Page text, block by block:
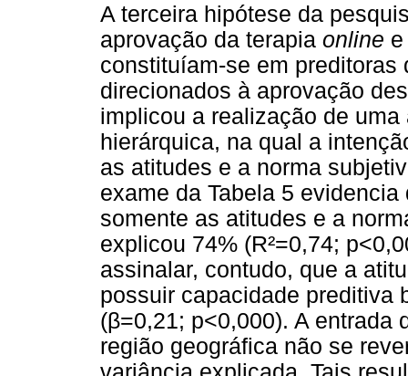
A terceira hipótese da
aprovação da terapia online
constituíam-se em
direcionados à aprovação
implicou a realização de
hierárquica, na qual a
as atitudes e a norma
exame da Tabela 5
somente as atitudes e a
explicou 74% (R²=0,74;
assinalar, contudo, que a
possuir capacidade preditiva
(β=0,21; p<0,000). A entrada
região geográfica não se